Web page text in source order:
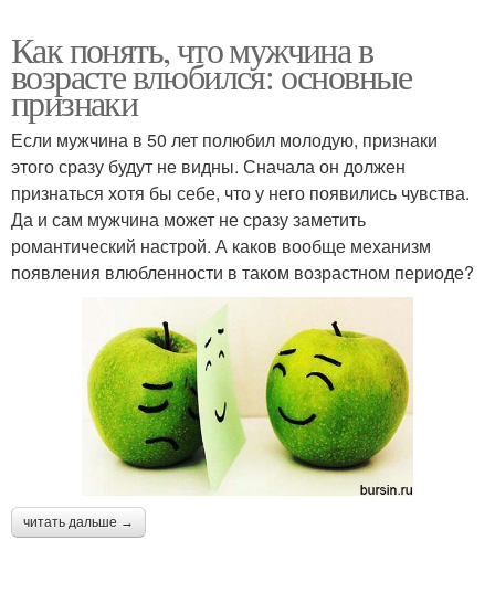
Как понять, что мужчина в
возрасте влюбился: основные
признаки
Если мужчина в 50 лет полюбил молодую, признаки
этого сразу будут не видны. Сначала он должен
признаться хотя бы себе, что у него появились чувства.
Да и сам мужчина может не сразу заметить
романтический настрой. А каков вообще механизм
появления влюбленности в таком возрастном периоде?
читать дальше →